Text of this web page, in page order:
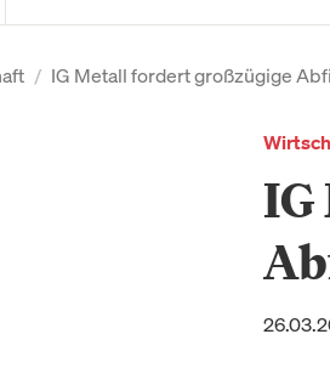
IG Metall fordert großzügige
IG